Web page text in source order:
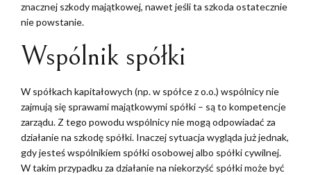
znacznej szkody majątkowej, nawet jeśli ta szkoda ostatecznie
nie powstanie.
Wspólnik spółki
W spółkach kapitałowych (np. w spółce z o.o.) wspólnicy nie
zajmują się sprawami majątkowymi spółki – są to kompetencje
zarządu. Z tego powodu wspólnicy nie mogą odpowiadać za
działanie na szkodę spółki. Inaczej sytuacja wygląda już jednak,
gdy jesteś wspólnikiem spółki osobowej albo spółki cywilnej.
W takim przypadku za działanie na niekorzyść spółki może być